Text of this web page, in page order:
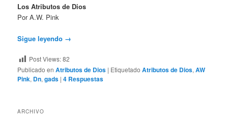
Los Atributos de Dios
Por A.W. Pink
Sigue leyendo →
Post Views:82
Publicado en Atributos de Dios | Etiquetado Atributos de Dios,AW
Pink, Dn,gads |4 Respuestas
ARCHIVO